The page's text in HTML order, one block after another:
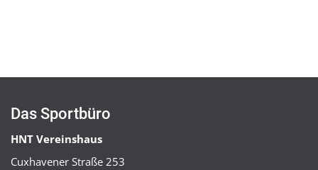
Das Sportbüro
HNT Vereinshaus
Cuxhavener Straße 253